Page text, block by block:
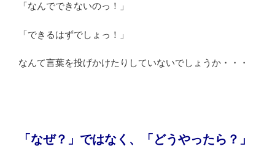
「なんでできないのっ！」
「できるはずでしょっ！」
なんて言葉を投げかけたりしていないでしょうか・・・
「なぜ？」ではなく、「どうやったら？」